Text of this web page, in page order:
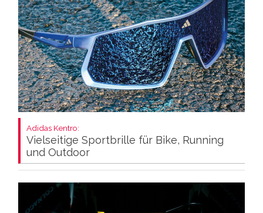
Adidas Kentro:
Vielseitige Sportbrille für Bike, Running
und Outdoor